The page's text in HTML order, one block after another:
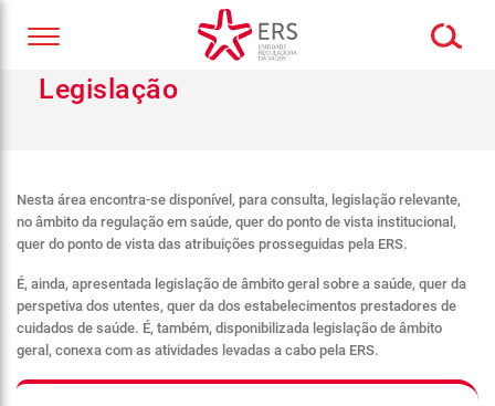
Legislação
Nesta área encontra-se disponível, para consulta, legislação relevante,
no âmbito da regulação em saúde, quer do ponto de vista institucional,
quer do ponto de vista das atribuições prosseguidas pela ERS.
É, ainda, apresentada legislação de âmbito geral sobre a saúde, quer da
perspetiva dos utentes, quer da dos estabelecimentos prestadores de
cuidados de saúde. É, também, disponibilizada legislação de âmbito
geral, conexa com as atividades levadas a cabo pela ERS.